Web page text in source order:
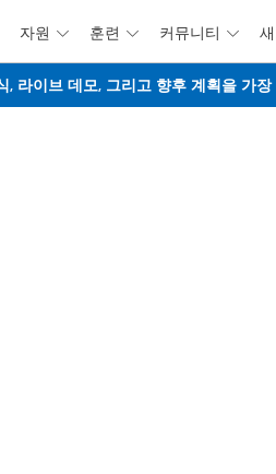
주요 콘텐츠로 건너뛰기
자원  훈련  커뮤니티 
이브 데모, 그리고 향후 계획을 가